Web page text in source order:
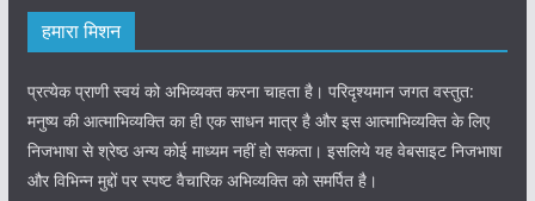
हमारा मिशन
प्रत्येक प्राणी स्वयं को अभिव्यक्त करना चाहता है। परिदृश्यमान जगत वस्तुत:
मनुष्य की आत्माभिव्यक्ति का ही एक साधन मात्र है और इस आत्माभिव्यक्ति के लिए
निजभाषा से श्रेष्ठ अन्य कोई माध्यम नहीं हो सकता। इसलिये यह वेबसाइट निजभाषा
और विभिन्न मुद्दों पर स्पष्ट वैचारिक अभिव्यक्ति को समर्पित है।